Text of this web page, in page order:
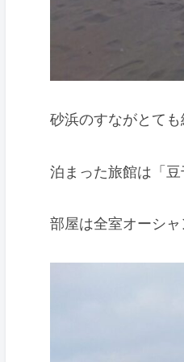
砂浜のすながとて
泊まった旅館は「豆
部屋は全室オーシャ